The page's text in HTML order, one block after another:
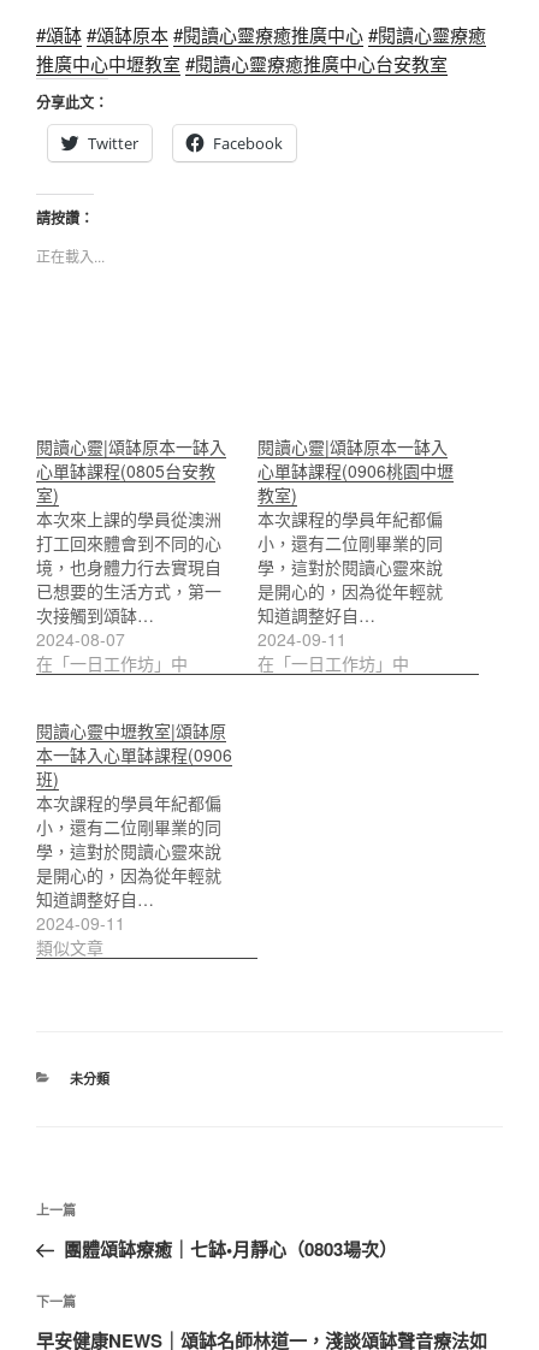
#頌缽#頌缽原本#閱讀心靈療癒推廣中心#閱讀心靈療癒
推廣中心中壢教室 #閱讀心靈療癒推廣中心台安教室
分享此文：
Twitter
Facebook
請按讚：
正在載入...
閱讀心靈|頌缽原本一缽入
心單缽課程(0805台安教
室)
本次來上課的學員從澳洲
打工回來體會到不同的心
境，也身體力行去實現自
已想要的生活方式，第一
次接觸到頌缽…
2024-08-07
在「一日工作坊」中
閱讀心靈|頌缽原本一缽入
心單缽課程(0906桃園中壢
教室)
本次課程的學員年紀都偏
小，還有二位剛畢業的同
學，這對於閱讀心靈來說
是開心的，因為從年輕就
知道調整好自…
2024-09-11
在「一日工作坊」中
閱讀心靈中壢教室|頌缽原
本一缽入心單缽課程(0906
班)
本次課程的學員年紀都偏
小，還有二位剛畢業的同
學，這對於閱讀心靈來說
是開心的，因為從年輕就
知道調整好自…
2024-09-11
類似文章
分
未分類
文
導
覽
上
一
文
章
上一篇
團體頌缽療癒｜七缽•月靜心（0803場次）
下
一
下一篇
早安健康NEWS｜頌缽名師林道一，淺談頌缽聲音療法如